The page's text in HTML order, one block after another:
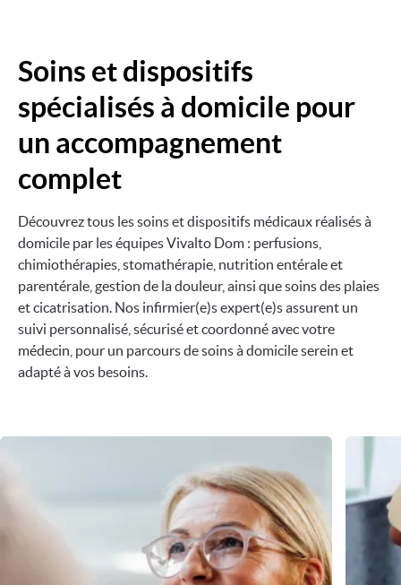
Soins et dispositifs
spécialisés à domicile pour
un accompagnement
complet
Découvrez tous les soins et dispositifs médicaux réalisés à
domicile par les équipes Vivalto Dom : perfusions,
chimiothérapies, stomathérapie, nutrition entérale et
parentérale, gestion de la douleur, ainsi que soins des plaies
et cicatrisation. Nos infirmier(e)s expert(e)s assurent un
suivi personnalisé, sécurisé et coordonné avec votre
médecin, pour un parcours de soins à domicile serein et
adapté à vos besoins.